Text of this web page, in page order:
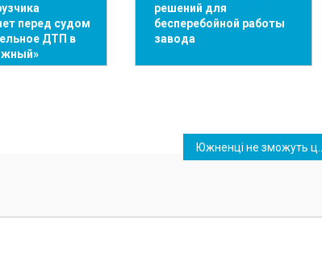
перед судом
ДТП в
решений для
бесперебойной работы
завода